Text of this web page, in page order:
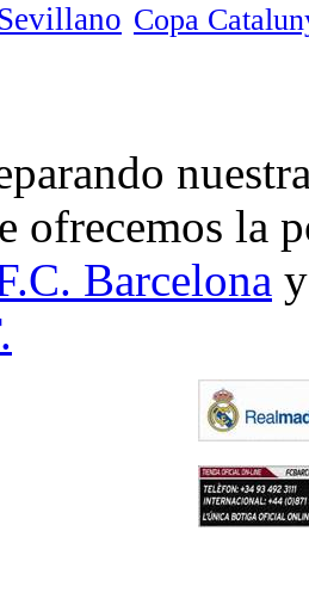
Copa
ofrecemos la
Barcelona